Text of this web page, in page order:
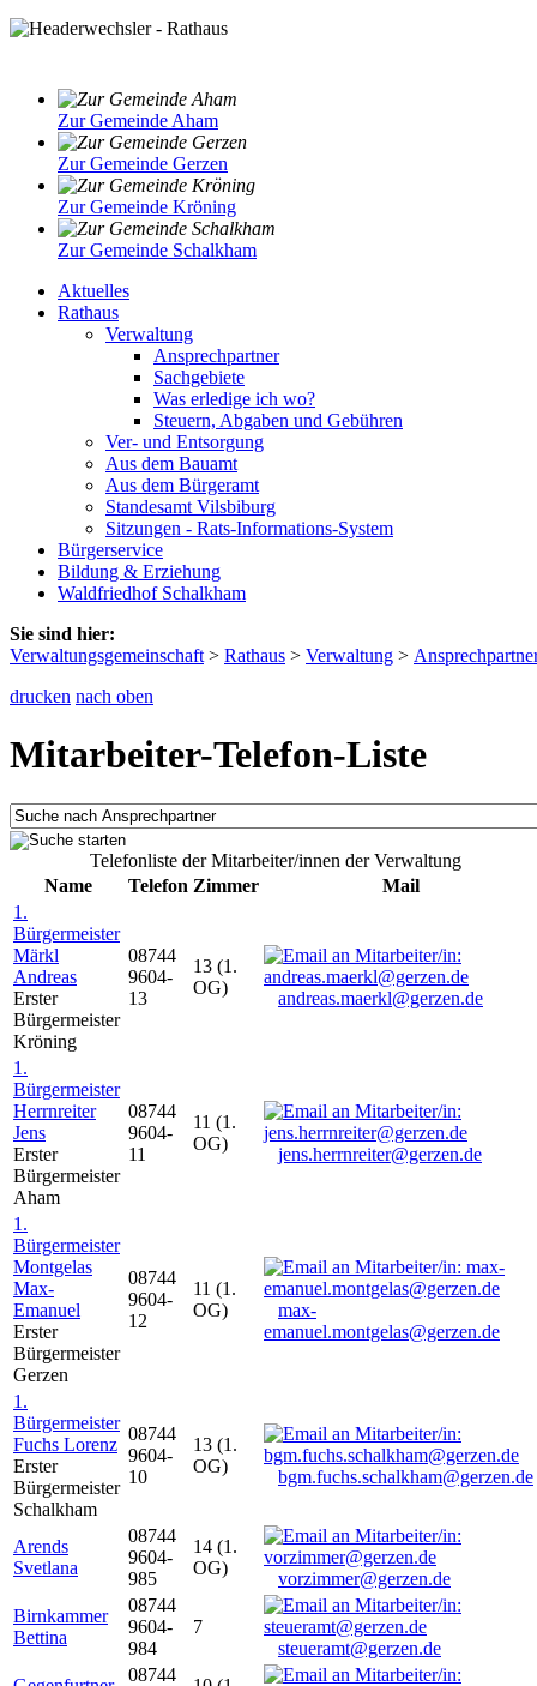
Zur Gemeinde Aham
Zur Gemeinde Gerzen
Zur Gemeinde Kröning
Zur Gemeinde Schalkham
Aktuelles
Rathaus
Verwaltung
Ansprechpartner
Sachgebiete
Was erledige ich wo?
Steuern, Abgaben und Gebühren
Ver- und Entsorgung
Aus dem Bauamt
Aus dem Bürgeramt
Standesamt Vilsbiburg
Sitzungen - Rats-Informations-System
Bürgerservice
Bildung & Erziehung
Waldfriedhof Schalkham
Sie sind hier:
Verwaltungsgemeinschaft > Rathaus > Verwaltung >
drucken nach oben
Mitarbeiter-Telefon-Liste
Telefonliste der Mitarbeiter/innen der Verwaltung
Name
Telefon Zimmer
Mail
1.
Bürgermeister
Märkl
Andreas
Erster
Bürgermeister
Kröning
08744
9604-
13
13 (1.
OG)
andreas.maerkl@gerzen.de
1.
Bürgermeister
Herrnreiter
Jens
Erster
Bürgermeister
Aham
08744
9604-
11
11 (1.
OG)
jens.herrnreiter@gerzen.de
1.
Bürgermeister
Montgelas
Max-
Emanuel
Erster
Bürgermeister
Gerzen
08744
9604-
12
11 (1.
OG)
max-
emanuel.montgelas@gerzen.de
1.
Bürgermeister
Fuchs Lorenz
Erster
Bürgermeister
Schalkham
08744
9604-
10
13 (1.
OG)
bgm.fuchs.schalkham@gerzen.de
Arends
Svetlana
08744
9604-
985
14 (1.
OG)
vorzimmer@gerzen.de
Birnkammer
Bettina
08744
9604-
984
7
steueramt@gerzen.de
08744